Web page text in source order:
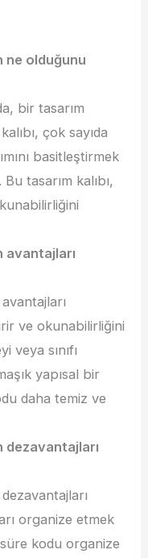
ne olduğunu
bir tasarım
çok sayıda
basitleştirmek
tasarım kalıbı,
avantajları
ve okunabilirliğini
veya sınıfı
yapısal bir
daha temiz ve
dezavantajları
dezavantajları
organize etmek
kodu organize